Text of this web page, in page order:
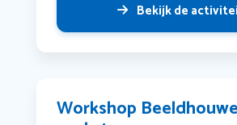
Bekijk de
Workshop